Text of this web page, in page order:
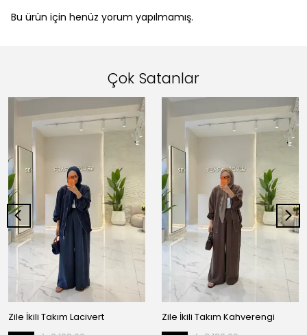
Bu ürün için henüz yorum yapılmamış.
Çok Satanlar
Zile İkili Takım Lacivert Zile İkili Takım Kahverengi